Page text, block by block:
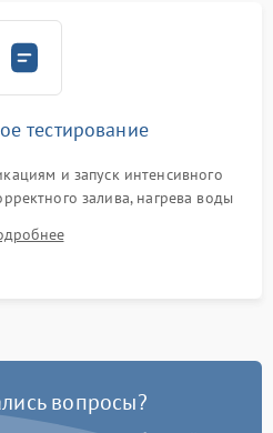
тестирование
и запуск интенсивного
залива, нагрева воды
посторонних шумов,
сухости в поддоне.
вопросы?